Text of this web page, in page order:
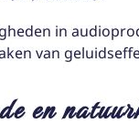
in
van
en